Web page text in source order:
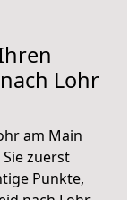
Lohr
am Main
zuerst
Punkte,